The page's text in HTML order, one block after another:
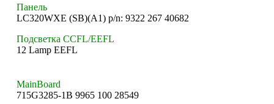
Панель
LC320WXE (SB)(A1) p/n: 9322 267 40682
Подсветка CCFL/EEFL
12 Lamp EEFL
MainBoard
715G3285-1B 9965 100 28549